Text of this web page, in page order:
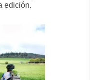
edición.